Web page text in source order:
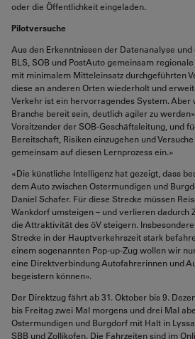
oder die Öffentlichkeit eingeladen.
Pilotversuche
Aus den Erkenntnissen der Datenanalyse
BLS, SOB und PostAuto gemeinsam
mit minimalem Mitteleinsatz durchgeführten
diese an anderen Orten wiederholt und
Verkehr ist ein hervorragendes System. Aber
Branche bereit sein, deutlich agiler zu
Vorsitzender der SOB-Geschäftsleitung, und
Bereitschaft, Risiken einzugehen und
gemeinsam auf diesen Lernprozess ein.»
«Die künstliche Intelligenz hat gezeigt, dass
dem Auto zwischen Ostermundigen und
Daniel Schafer. Für diese Strecke müssen
Wankdorf umsteigen – und verlieren dadurch
die Attraktivität des öV steigern.
Strecke in der Hauptverkehrszeit stark
einem sogenannten Pop-up-Zug wollen wir
eine Direktverbindung Autofahrerinnen und
begeistern können».
Der Direktzug fährt ab 31. Oktober bis 9.
bis Freitag zwei Mal morgens und drei Mal
Ostermundigen und Burgdorf mit Halt in
SBB und Zollikofen. Die Fahrzeiten sind im